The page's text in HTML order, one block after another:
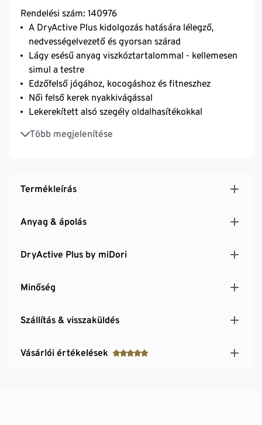
Rendelési szám: 140976
A DryActive Plus kidolgozás hatására lélegző,
nedvességelvezető és gyorsan szárad
Lágy esésű anyag viszkóztartalommal - kellemesen
simul a testre
Edzőfelső jógához, kocogáshoz és fitneszhez
Női felső kerek nyakkivágással
Lekerekített alsó szegély oldalhasítékokkal
Több megjelenítése
Enyhén meghosszabbított hátrész
Kényelmes illeszkedést és kellően szabad mozgást
Termékleírás
Anyag & ápolás
DryActive Plus by miDori
Minőség
Szállítás & visszaküldés
Vásárlói értékelések